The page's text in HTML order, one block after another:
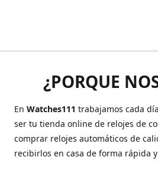
¿PORQUE
En Watches111 trabajamos cada
ser tu tienda online de relojes de
comprar relojes automáticos de
recibirlos en casa de forma rápida